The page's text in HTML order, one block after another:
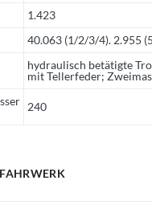
1.423
40.063 (1/2/3/4). 2.955
hydraulisch betätigte
mit Tellerfeder;
240